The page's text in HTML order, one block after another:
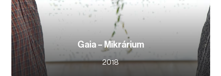
Gaia – Mikrárium
2018